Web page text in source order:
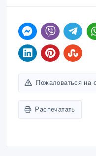
Пожаловаться на
Распечатать